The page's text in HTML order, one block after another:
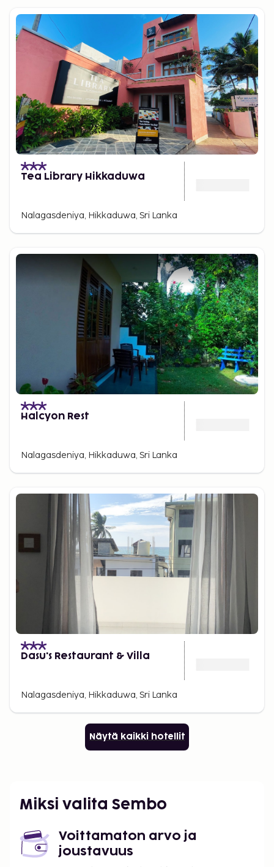
Tea Library Hikkaduwa
Nalagasdeniya, Hikkaduwa, Sri Lanka
Halcyon Rest
Nalagasdeniya, Hikkaduwa, Sri Lanka
Dasu's Restaurant & Villa
Nalagasdeniya, Hikkaduwa, Sri Lanka
Näytä kaikki hotellit
Miksi valita Sembo
Voittamaton arvo ja
joustavuus